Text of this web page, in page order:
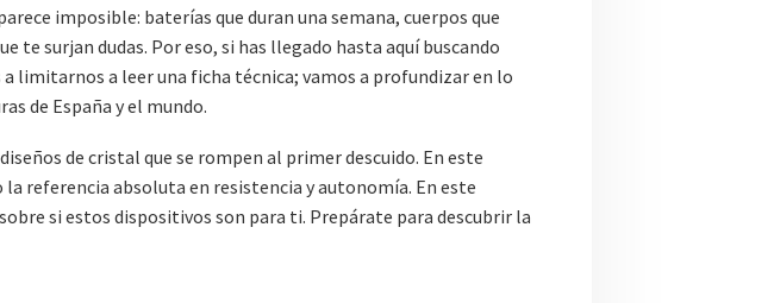
imposible: baterías que duran una semana, cuerpos que
te surjan dudas. Por eso, si has llegado hasta aquí buscando
limitarnos a leer una ficha técnica; vamos a profundizar en lo
de España y el mundo.
de cristal que se rompen al primer descuido. En este
referencia absoluta en resistencia y autonomía. En este
si estos dispositivos son para ti. Prepárate para descubrir la